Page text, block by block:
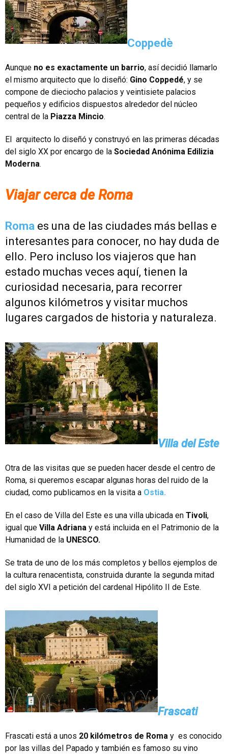
Coppedè
Aunque no es exactamente un barrio, así decidió llamarlo
el mismo arquitecto que lo diseñó: Gino Coppedé, y se
compone de dieciocho palacios y veintisiete palacios
pequeños y edificios dispuestos alrededor del núcleo
central de la Piazza Mincio.
El arquitecto lo diseñó y construyó en las primeras décadas
del siglo XX por encargo de la Sociedad Anónima Edilizia
Moderna.
Viajar cerca de Roma
Roma es una de las ciudades más bellas e
interesantes para conocer, no hay duda de
ello. Pero incluso los viajeros que han
estado muchas veces aquí, tienen la
curiosidad necesaria, para recorrer
algunos kilómetros y visitar muchos
lugares cargados de historia y naturaleza.
Villa del Este
Otra de las visitas que se pueden hacer desde el centro de
Roma, si queremos escapar algunas horas del ruido de la
ciudad, como publicamos en la visita a Ostia.
En el caso de Villa del Este es una villa ubicada en Tivoli,
igual que Villa Adriana y está incluida en el Patrimonio de la
Humanidad de la UNESCO.
Se trata de uno de los más completos y bellos ejemplos de
la cultura renacentista, construida durante la segunda mitad
del siglo XVI a petición del cardenal Hipólito II de Este.
Frascati
Frascati está a unos 20 kilómetros de Roma y es conocido
por las villas del Papado y también es famoso su vino